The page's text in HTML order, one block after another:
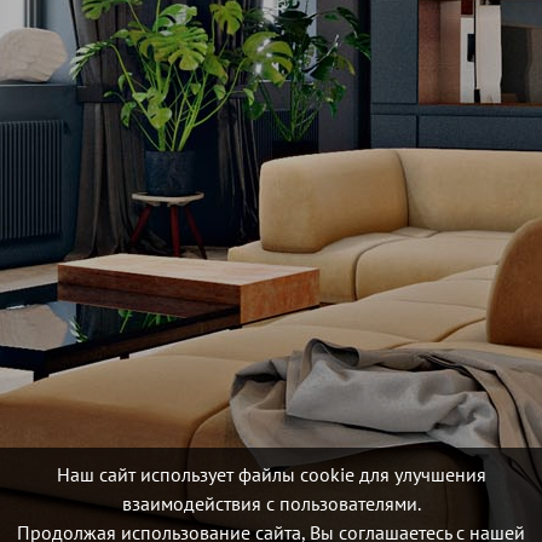
Наш сайт использует файлы cookie для улучшения
взаимодействия с пользователями.
Продолжая использование сайта, Вы соглашаетесь с нашей